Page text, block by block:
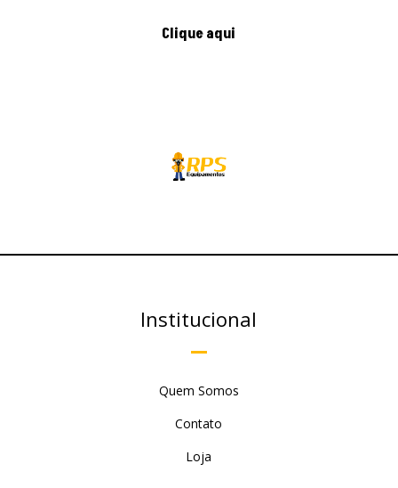
Clique aqui
Institucional
Quem Somos
Contato
Loja